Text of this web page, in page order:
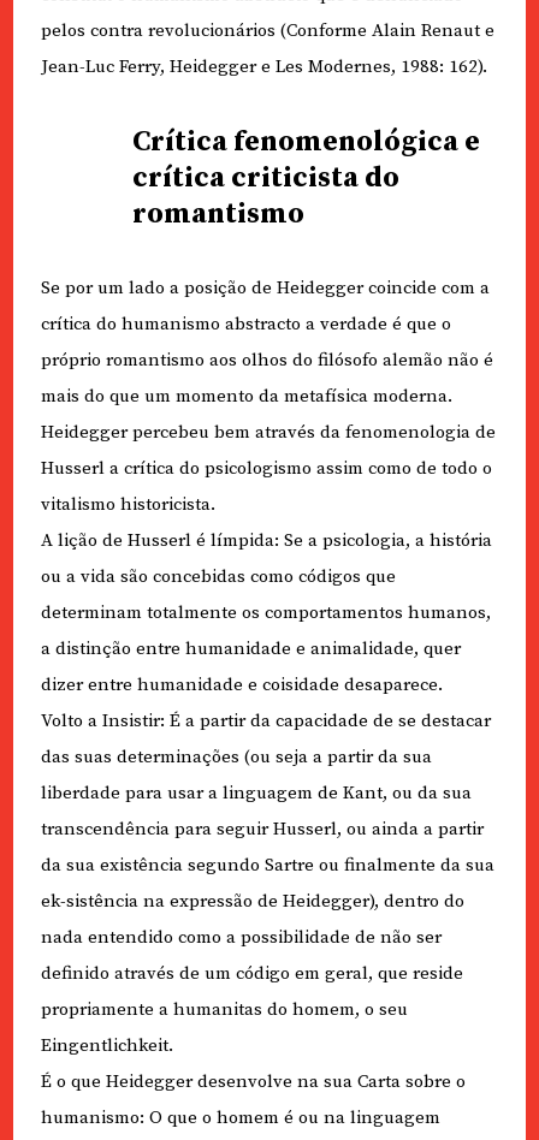
pelos contra revolucionários (Conforme Alain Renaut e
Jean-Luc Ferry, Heidegger e Les Modernes, 1988: 162).
Crítica fenomenológica e
crítica criticista do
romantismo
Se por um lado a posição de Heidegger coincide com a
crítica do humanismo abstracto a verdade é que o
próprio romantismo aos olhos do filósofo alemão não é
mais do que um momento da metafísica moderna.
Heidegger percebeu bem através da fenomenologia de
Husserl a crítica do psicologismo assim como de todo o
vitalismo historicista.
A lição de Husserl é límpida: Se a psicologia, a história
ou a vida são concebidas como códigos que
determinam totalmente os comportamentos humanos,
a distinção entre humanidade e animalidade, quer
dizer entre humanidade e coisidade desaparece.
Volto a Insistir: É a partir da capacidade de se destacar
das suas determinações (ou seja a partir da sua
liberdade para usar a linguagem de Kant, ou da sua
transcendência para seguir Husserl, ou ainda a partir
da sua existência segundo Sartre ou finalmente da sua
ek-sistência na expressão de Heidegger), dentro do
nada entendido como a possibilidade de não ser
definido através de um código em geral, que reside
propriamente a humanitas do homem, o seu
Eingentlichkeit.
É o que Heidegger desenvolve na sua Carta sobre o
humanismo: O que o homem é ou na linguagem